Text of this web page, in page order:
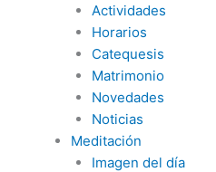
Actividades
Horarios
Catequesis
Matrimonio
Novedades
Noticias
Meditación
Imagen del día